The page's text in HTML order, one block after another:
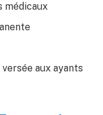
médicaux
aux ayants